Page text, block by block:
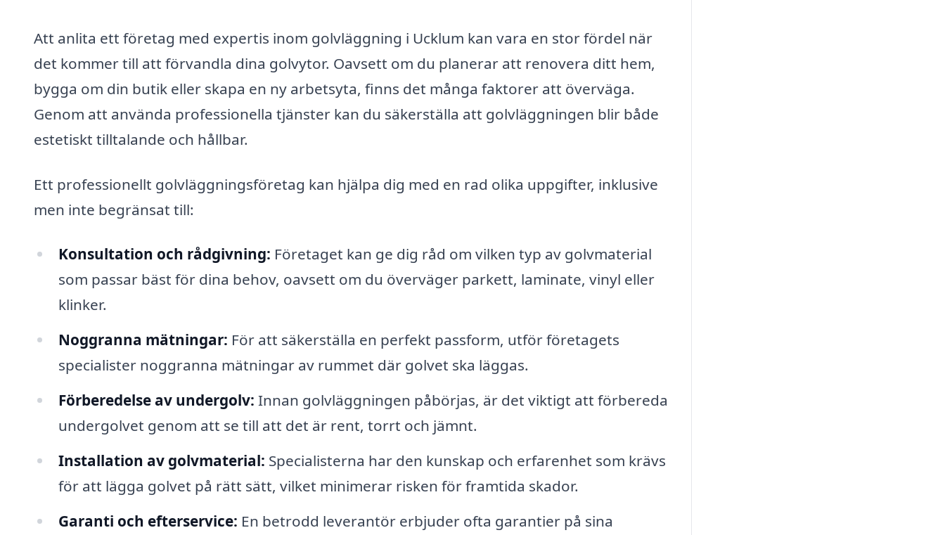
Att anlita ett företag med expertis inom golvläggning i Ucklum kan vara en stor fördel när
det kommer till att förvandla dina golvytor. Oavsett om du planerar att renovera ditt hem,
bygga om din butik eller skapa en ny arbetsyta, finns det många faktorer att överväga.
Genom att använda professionella tjänster kan du säkerställa att golvläggningen blir både
estetiskt tilltalande och hållbar.
Ett professionellt golvläggningsföretag kan hjälpa dig med en rad olika uppgifter, inklusive
men inte begränsat till:
Konsultation och rådgivning: Företaget kan ge dig råd om vilken typ av golvmaterial
som passar bäst för dina behov, oavsett om du överväger parkett, laminate, vinyl eller
klinker.
Noggranna mätningar: För att säkerställa en perfekt passform, utför företagets
specialister noggranna mätningar av rummet där golvet ska läggas.
Förberedelse av undergolv: Innan golvläggningen påbörjas, är det viktigt att förbereda
undergolvet genom att se till att det är rent, torrt och jämnt.
Installation av golvmaterial: Specialisterna har den kunskap och erfarenhet som krävs
för att lägga golvet på rätt sätt, vilket minimerar risken för framtida skador.
Garanti och efterservice: En betrodd leverantör erbjuder ofta garantier på sina